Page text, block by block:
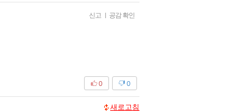
신고 | 공감 확인
0
0
새로고침